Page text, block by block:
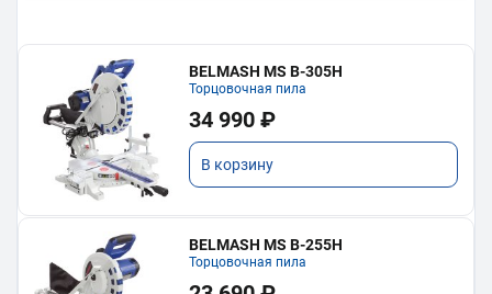
BELMASH MS B-305H
Торцовочная пила
34 990 ₽
В корзину
BELMASH MS B-255H
Торцовочная пила